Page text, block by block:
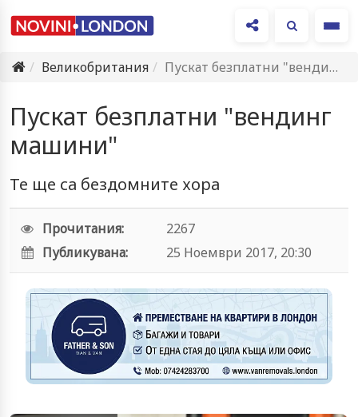
Великобритания
Пускат безплатни "вендинг машини"
Пускат безплатни "вендинг
машини"
Те ще са бездомните хора
Прочитания:
2267
Публикувана:
25 Ноември 2017, 20:30